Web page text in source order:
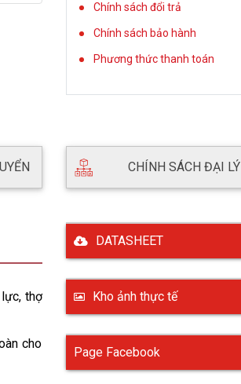
Chính sách đổi trả
Chính sách bảo hành
Phương thức thanh toán
CHÍNH SÁCH ĐẠI LÝ
thợ
cho
DATASHEET
Kho ảnh thực tế
Page Facebook